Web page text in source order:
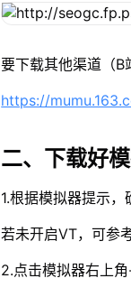
要下载其他渠道（B
https://
二、下载好
1.根据模拟器提示，
若未开启VT，可参
2.点击模拟器右上